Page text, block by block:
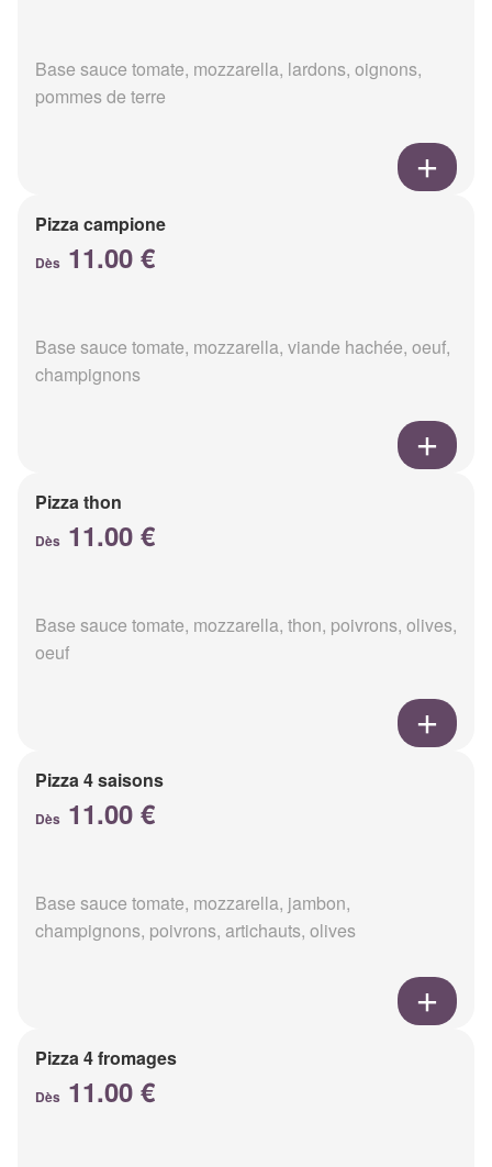
Base sauce tomate, mozzarella, lardons, oignons,
pommes de terre
Pizza campione
Dès 11.00 €
Base sauce tomate, mozzarella, viande hachée, oeuf,
champignons
Pizza thon
Dès 11.00 €
Base sauce tomate, mozzarella, thon, poivrons, olives,
oeuf
Pizza 4 saisons
Dès 11.00 €
Base sauce tomate, mozzarella, jambon,
champignons, poivrons, artichauts, olives
Pizza 4 fromages
Dès 11.00 €